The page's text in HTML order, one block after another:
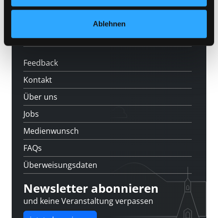
Ablehnen
News
Standorte
Feedback
Kontakt
Über uns
Jobs
Medienwunsch
FAQs
Überweisungsdaten
Newsletter abonnieren
und keine Veranstaltung verpassen